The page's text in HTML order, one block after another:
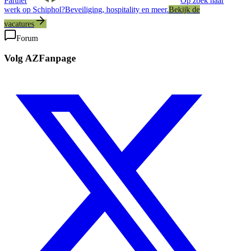
werk op Schiphol?Beveiliging, hospitality en meer.Bekijk de
vacatures
Forum
Volg AZFanpage